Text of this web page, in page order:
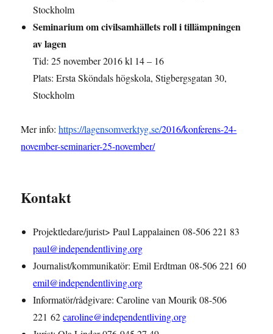
Stockholm
Seminarium om civilsamhällets roll i tillämpningen
av lagen
Tid: 25 november 2016 kl 14 – 16
Plats: Ersta Sköndals högskola, Stigbergsgatan 30,
Stockholm
Mer info:https://lagensomverktyg.se/2016/konferens-24-
november-seminarier-25-november/
Kontakt
Projektledare/jurist> Paul Lappalainen 08-506 221 83
paul@independentliving.org
Journalist/kommunikatör: Emil Erdtman 08-506 221 60
emil@independentliving.org
Informatör/rådgivare: Caroline van Mourik 08-506
221 62caroline@independentliving.org